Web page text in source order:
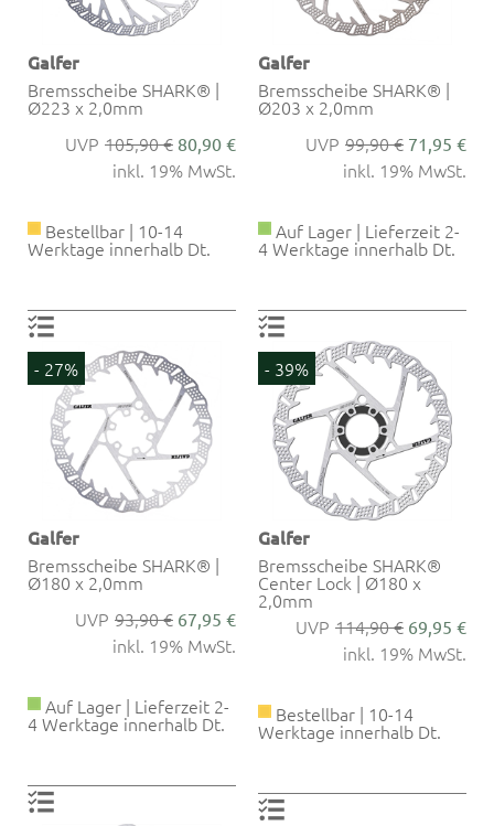
Galfer
Bremsscheibe SHARK® |
Ø223 x 2,0mm
105,90 € 80,90 €
inkl. 19% MwSt.
Bestellbar | 10-14
Werktage innerhalb Dt.
Galfer
Bremsscheibe SHARK® |
Ø203 x 2,0mm
99,90 € 71,95 €
inkl. 19% MwSt.
Auf Lager | Lieferzeit 2-
4 Werktage innerhalb Dt.
- 27%
Galfer
Bremsscheibe SHARK® |
Ø180 x 2,0mm
93,90 € 67,95 €
inkl. 19% MwSt.
Auf Lager | Lieferzeit 2-
4 Werktage innerhalb Dt.
- 39%
Galfer
Bremsscheibe SHARK®
Center Lock | Ø180 x
2,0mm
114,90 € 69,95 €
inkl. 19% MwSt.
Bestellbar | 10-14
Werktage innerhalb Dt.